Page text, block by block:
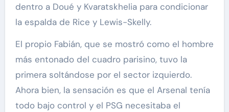
dentro a Doué y Kvaratskhelia para condicionar
la espalda de Rice y Lewis-Skelly.
El propio Fabián, que se mostró como el hombre
más entonado del cuadro parisino, tuvo la
primera soltándose por el sector izquierdo.
Ahora bien, la sensación es que el Arsenal tenía
todo bajo control y el PSG necesitaba el